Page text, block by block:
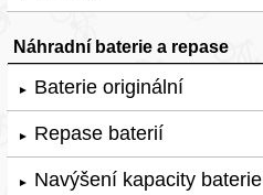
Náhradní baterie a repase
► Baterie originální
► Repase baterií
► Navýšení kapacity baterie